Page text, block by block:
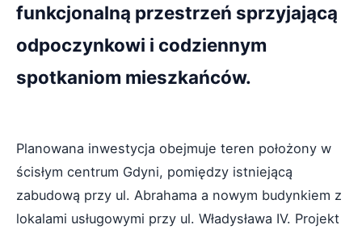
funkcjonalną przestrzeń sprzyjającą
odpoczynkowi i codziennym
spotkaniom mieszkańców.
Planowana inwestycja obejmuje teren położony w
ścisłym centrum Gdyni, pomiędzy istniejącą
zabudową przy ul. Abrahama a nowym budynkiem z
lokalami usługowymi przy ul. Władysława IV. Projekt